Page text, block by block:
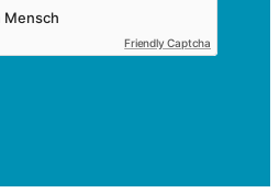
Friendly Captcha